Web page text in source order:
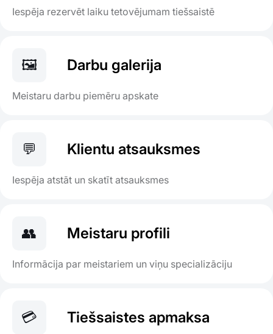
Iespēja rezervēt laiku tetovējumam tiešsaistē
🖼️ Darbu galerija
Meistaru darbu piemēru apskate
💬 Klientu atsauksmes
Iespēja atstāt un skatīt atsauksmes
👥 Meistaru profili
Informācija par meistariem un viņu specializāciju
💳 Tiešsaistes apmaksa